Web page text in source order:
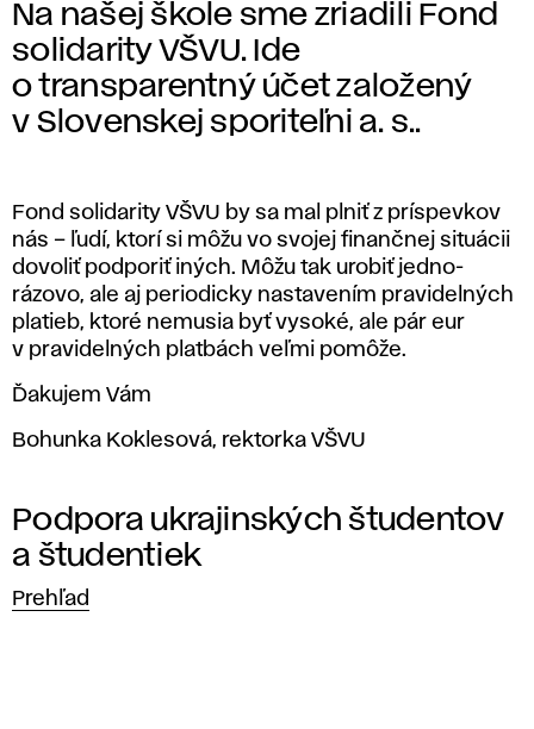
F
o
n
d
s
o
l
i
d
a
r
i
Na našej škole sme zriadili Fond
solidarity VŠVU. Ide
o transparentný účet založený
v Slovenskej sporiteľni a. s..
Fond solidarity VŠVU by sa mal plniť z príspevkov
nás – ľudí, ktorí si môžu vo svojej finančnej situácii
dovoliť podporiť iných. Môžu tak urobiť jedno-
rázovo, ale aj periodicky nastavením pravidelných
platieb, ktoré nemusia byť vysoké, ale pár eur
v pravidelných platbách veľmi pomôže.
Ďakujem Vám
Bohunka Koklesová, rektorka VŠVU
Podpora ukrajinských študentov
a študentiek
Prehľad